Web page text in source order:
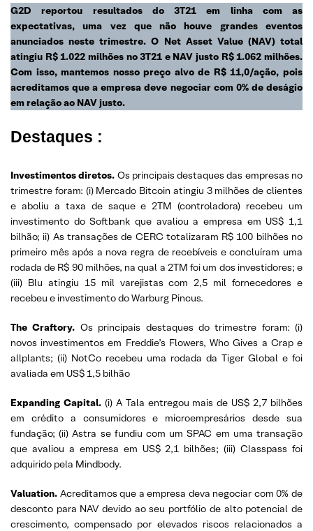
G2D reportou resultados do 3T21 em linha com as
expectativas, uma vez que não houve grandes eventos
anunciados neste trimestre. O Net Asset Value (NAV) total
atingiu R$ 1.022 milhões no 3T21 e NAV justo R$ 1.062 milhões.
Com isso, mantemos nosso preço alvo de R$ 11,0/ação, pois
acreditamos que a empresa deve negociar com 0% de deságio
em relação ao NAV justo.
Destaques :
Investimentos diretos. Os principais destaques das empresas no
trimestre foram: (i) Mercado Bitcoin atingiu 3 milhões de clientes
e aboliu a taxa de saque e 2TM (controladora) recebeu um
investimento do Softbank que avaliou a empresa em US$ 1,1
bilhão; ii) As transações de CERC totalizaram R$ 100 bilhões no
primeiro mês após a nova regra de recebíveis e concluíram uma
rodada de R$ 90 milhões, na qual a 2TM foi um dos investidores; e
(iii) Blu atingiu 15 mil varejistas com 2,5 mil fornecedores e
recebeu e investimento do Warburg Pincus.
The Craftory. Os principais destaques do trimestre foram: (i)
novos investimentos em Freddie’s Flowers, Who Gives a Crap e
allplants; (ii) NotCo recebeu uma rodada da Tiger Global e foi
avaliada em US$ 1,5 bilhão
Expanding Capital.(i) A Tala entregou mais de US$ 2,7 bilhões
em crédito a consumidores e microempresários desde sua
fundação; (ii) Astra se fundiu com um SPAC em uma transação
que avaliou a empresa em US$ 2,1 bilhões; (iii) Classpass foi
adquirido pela Mindbody.
Valuation. Acreditamos que a empresa deva negociar com 0% de
desconto para NAV devido ao seu portfólio de alto potencial de
crescimento, compensado por elevados riscos relacionados a